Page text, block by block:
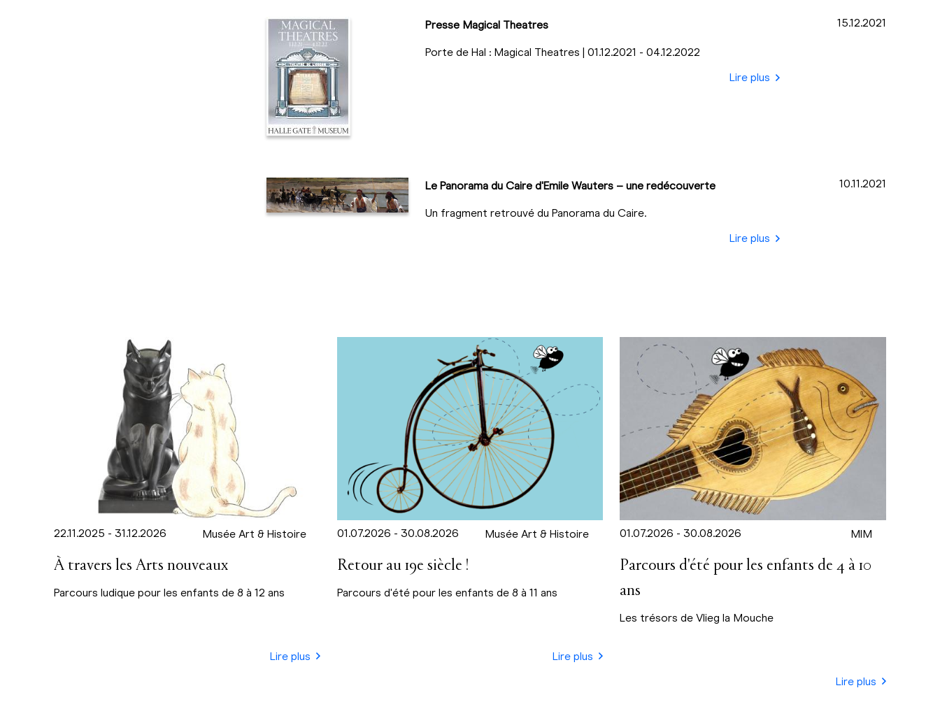
Presse Magical Theatres
Porte de Hal : Magical Theatres | 01.12.2021 - 04.12.2022
Lire plus
15.12.2021
Le Panorama du Caire d'Emile Wauters – une redécouverte
Un fragment retrouvé du Panorama du Caire.
Lire plus
10.11.2021
22.11.2025 - 31.12.2026 Musée Art & Histoire
À travers les Arts nouveaux
Parcours ludique pour les enfants de 8 à 12 ans
Lire plus
01.07.2026 - 30.08.2026 Musée Art & Histoire
Retour au 19e siècle !
Parcours d'été pour les enfants de 8 à 11 ans
Lire plus
01.07.2026 - 30.08.2026 MIM
Parcours d'été pour les enfants de 4 à 10
ans
Les trésors de Vlieg la Mouche
Lire plus